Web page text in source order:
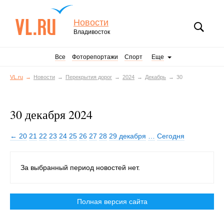
Новости
Владивосток
Все Фоторепортажи Спорт Еще
VL.ru Новости Перекрытия дорог 2024 Декабрь 30
30 декабря 2024
← 20 21 22 23 24 25 26 27 28 29 декабря Сегодня
За выбранный период новостей нет.
Полная версия сайта